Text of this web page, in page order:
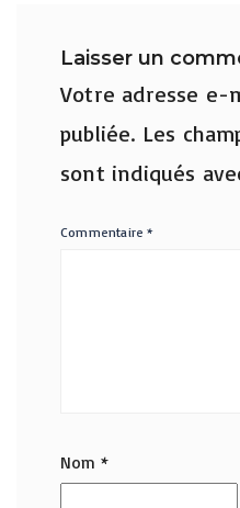
Laisser un
Votre adresse e-
publiée. Les
sont indiqués
Commentaire*
Nom *